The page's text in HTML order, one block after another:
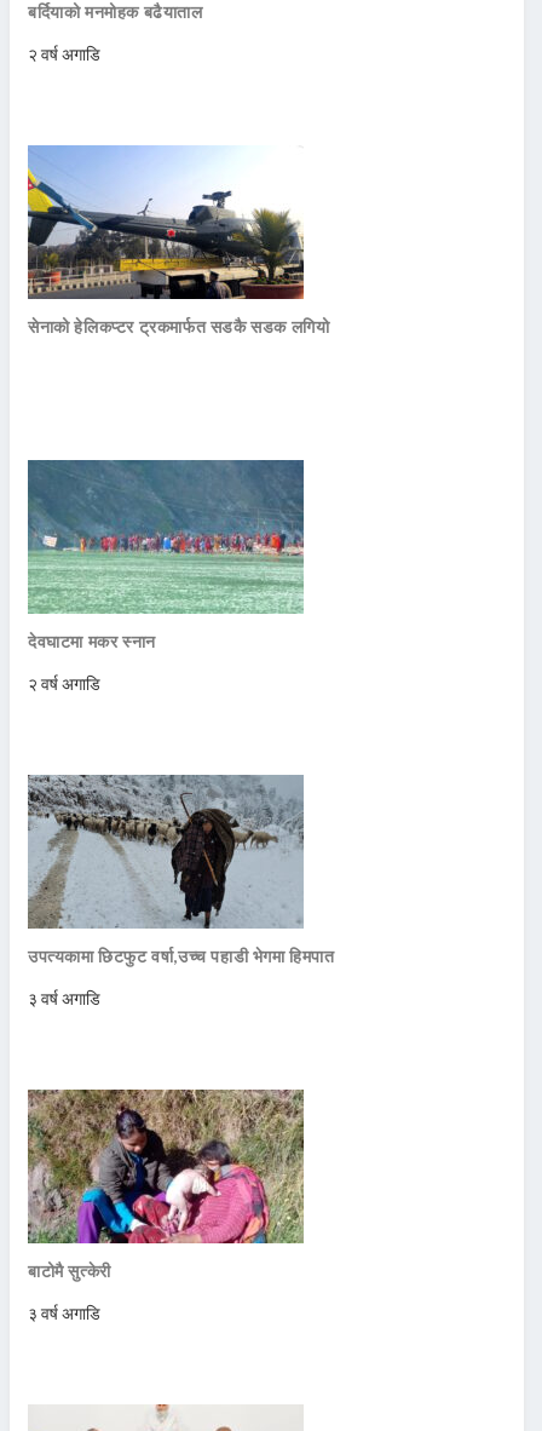
बर्दियाको मनमोहक बढैयाताल
२ वर्ष अगाडि
सेनाको हेलिकप्टर ट्रकमार्फत सडकै सडक लगियो
देवघाटमा मकर स्नान
२ वर्ष अगाडि
उपत्यकामा छिटफुट वर्षा,उच्च पहाडी भेगमा हिमपात
३ वर्ष अगाडि
बाटोमै सुत्केरी
३ वर्ष अगाडि